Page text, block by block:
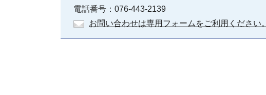
電話番号：076-443-2139
お問い合わせは専用フォームをご利用ください。